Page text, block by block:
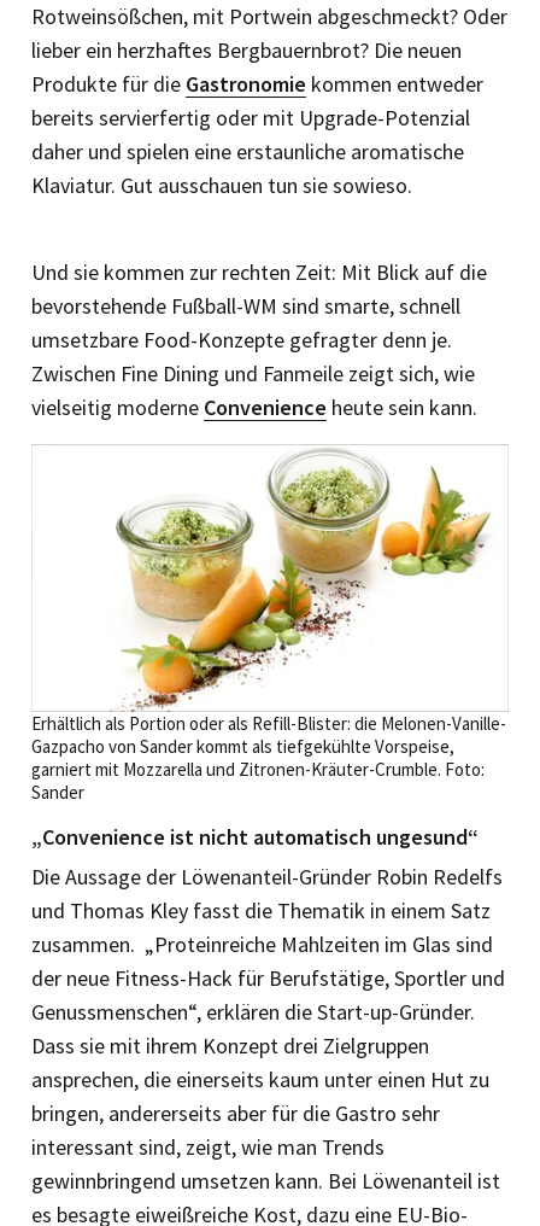
Rotweinsößchen, mit Portwein abgeschmeckt? Oder
lieber ein herzhaftes Bergbauernbrot? Die neuen
Produkte für die Gastronomie kommen entweder
bereits servierfertig oder mit Upgrade-Potenzial
daher und spielen eine erstaunliche aromatische
Klaviatur. Gut ausschauen tun sie sowieso.
Und sie kommen zur rechten Zeit: Mit Blick auf die
bevorstehende Fußball-WM sind smarte, schnell
umsetzbare Food-Konzepte gefragter denn je.
Zwischen Fine Dining und Fanmeile zeigt sich, wie
vielseitig moderne Convenience heute sein kann.
Erhältlich als Portion oder als Refill-Blister: die Melonen-Vanille-
Gazpacho von Sander kommt als tiefgekühlte Vorspeise,
garniert mit Mozzarella und Zitronen-Kräuter-Crumble. Foto:
Sander
„Convenience ist nicht ­automatisch ungesund“
Die Aussage der Löwenanteil-Gründer Robin Redelfs
und Thomas Kley fasst die Thematik in einem Satz
zusammen. „Proteinreiche Mahlzeiten im Glas sind
der neue Fitness-Hack für Berufstätige, Sportler und
Genussmenschen“, erklären die Start-up-Gründer.
Dass sie mit ihrem Konzept drei Zielgruppen
ansprechen, die einerseits kaum unter einen Hut zu
bringen, andererseits aber für die Gastro sehr
interessant sind, zeigt, wie man Trends
gewinnbringend umsetzen kann. Bei Löwenanteil ist
es besagte eiweißreiche Kost, dazu eine EU-Bio-